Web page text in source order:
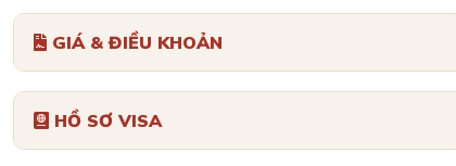
GIÁ & ĐIỀU KHOẢN
HỒ SƠ VISA